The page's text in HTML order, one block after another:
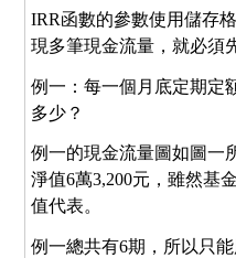
IRR函數的參數使用儲存
現多筆現金流量，就必須
例一：每一個月底定期定
多少？
例一的現金流量圖如圖一
淨值6萬3,200元，雖然基
值代表。
例一總共有6期，所以只